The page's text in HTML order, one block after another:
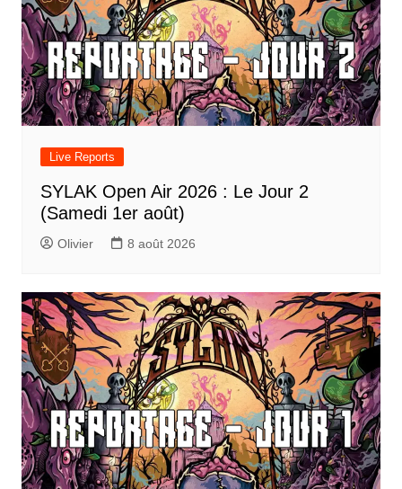
Live Reports
SYLAK Open Air 2026 : Le Jour 2
(Samedi 1er août)
Olivier 8 août 2026